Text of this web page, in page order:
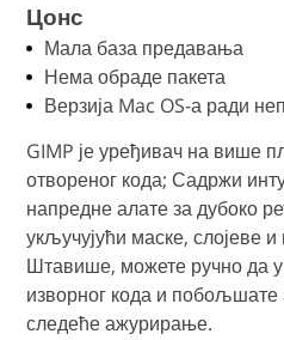
Цонс
Мала база предавања
Нема обраде пакета
Верзија Mac OS-а ради
GIMP је уређивач на више
отвореног кода; Садржи
напредне алате за дубоко
укључујући маске, слојеве
Штавише, можете ручно да
изворног кода и побољшате
следеће ажурирање.